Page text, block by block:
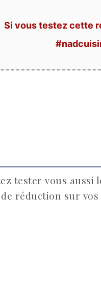
Si vous testez cette
tester vous aussi
réduction sur